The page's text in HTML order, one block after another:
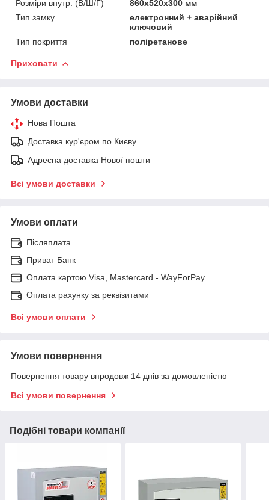
Розміри внутр. (В/Ш/Г)
860x520x300 мм
Тип замку
електронний + аварійний
ключовий
Тип покриття
поліретанове
Приховати
Умови доставки
Нова Пошта
Доставка кур'єром по Києву
Адресна доставка Нової пошти
Всі умови доставки
Умови оплати
Післяплата
Приват Банк
Оплата картою Visa, Mastercard - WayForPay
Оплата рахунку за реквізитами
Всі умови оплати
Умови повернення
Повернення товару впродовж 14 днів за домовленістю
Всі умови повернення
Подібні товари компанії